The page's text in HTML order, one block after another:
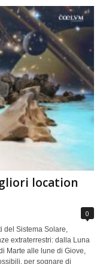
location
0
del Sistema Solare,
extraterrestri: dalla Luna
Marte alle lune di Giove,
per sognare di